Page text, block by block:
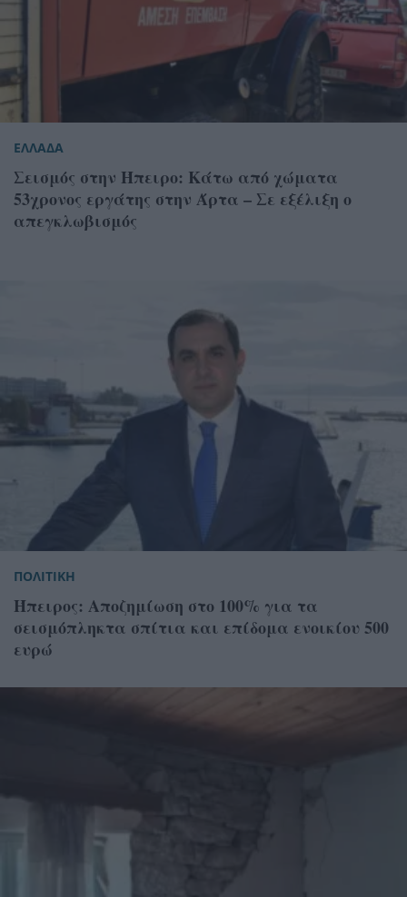
ΕΛΛΑΔΑ
Σεισμός στην Ήπειρο: Κάτω από χώματα
53χρονος εργάτης στην Άρτα – Σε εξέλιξη ο
απεγκλωβισμός
ΠΟΛΙΤΙΚΗ
Ήπειρος: Αποζημίωση στο 100% για τα
σεισμόπληκτα σπίτια και επίδομα ενοικίου 500
ευρώ